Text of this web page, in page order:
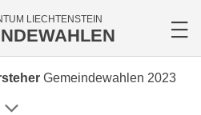
LIECHTENSTEIN
Gemeindewahlen 2023